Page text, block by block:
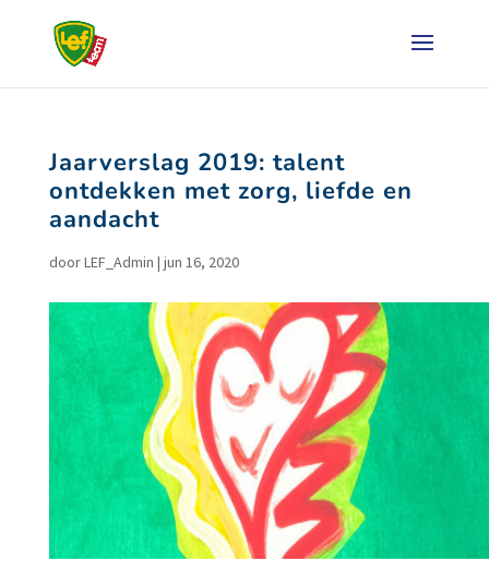
Jaarverslag 2019: talent
ontdekken met zorg, liefde en
aandacht
doorLEF_Admin | jun 16, 2020